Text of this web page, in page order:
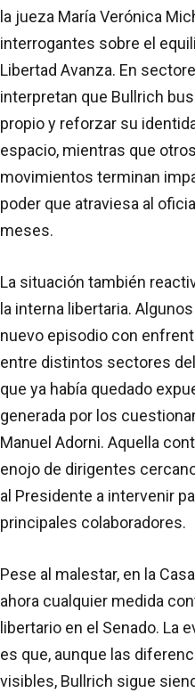
la jueza María Verónica
interrogantes sobre el
Libertad Avanza. En
interpretan que Bullrich
propio y reforzar su
espacio, mientras que
movimientos terminan
poder que atraviesa al
meses.
La situación también
la interna libertaria.
nuevo episodio con
entre distintos sectores
que ya había quedado
generada por los
Manuel Adorni. Aquella
enojo de dirigentes
al Presidente a intervenir
principales colaboradores.
Pese al malestar, en la
ahora cualquier medida
libertario en el Senado. La
es que, aunque las
visibles, Bullrich sigue